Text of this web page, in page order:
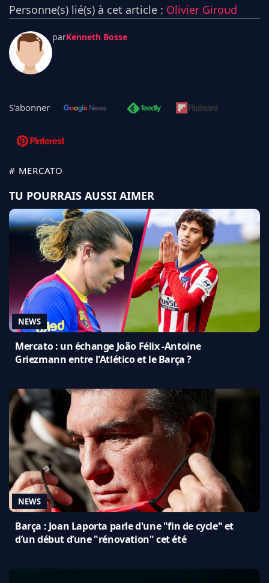
Personne(s) lié(s) à cet article : Olivier Giroud
parKenneth Bosse
S'abonner
# MERCATO
TU POURRAIS AUSSI AIMER
NEWS
Mercato : un échange João Félix -Antoine
Griezmann entre l'Atlético et le Barça ?
NEWS
Barça : Joan Laporta parle d'une "fin de cycle" et
d’un début d’une "rénovation" cet été